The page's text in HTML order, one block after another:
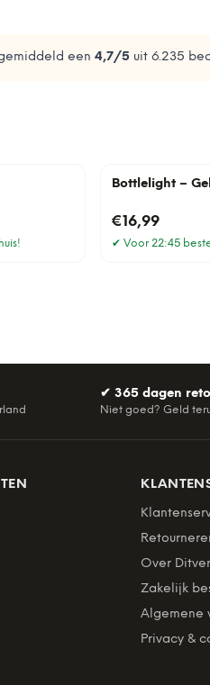
een 4,7/5 uit 6.235
Bottlelight –
€16,99
✔ Voor 22:45
✔ 365 dagen
Niet goed? Geld
Over
Zakelijk
Algemene
Privacy &